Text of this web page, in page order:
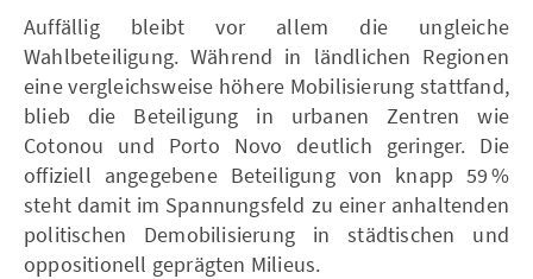
Auffällig bleibt vor allem die ungleiche
Wahlbeteiligung. Während in ländlichen Regionen
eine vergleichsweise höhere Mobilisierung stattfand,
blieb die Beteiligung in urbanen Zentren wie
Cotonou und Porto Novo deutlich geringer. Die
offiziell angegebene Beteiligung von knapp 59 %
steht damit im Spannungsfeld zu einer anhaltenden
politischen Demobilisierung in städtischen und
oppositionell geprägten Milieus.